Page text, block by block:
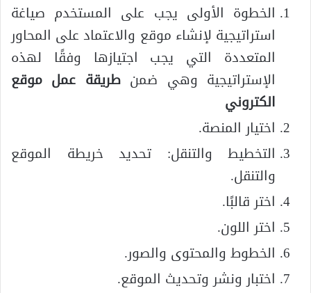
الخطوة الأولى يجب على المستخدم صياغة
استراتيجية لإنشاء موقع والاعتماد على المحاور
المتعددة التي يجب اجتيازها وفقًا لهذه
الإستراتيجية وهي ضمنطريقة عمل موقع
الكتروني
اختيار المنصة.
التخطيط والتنقل: تحديد خريطة الموقع
والتنقل.
اختر قالبًا.
اختر اللون.
الخطوط والمحتوى والصور.
اختبار ونشر وتحديث الموقع.